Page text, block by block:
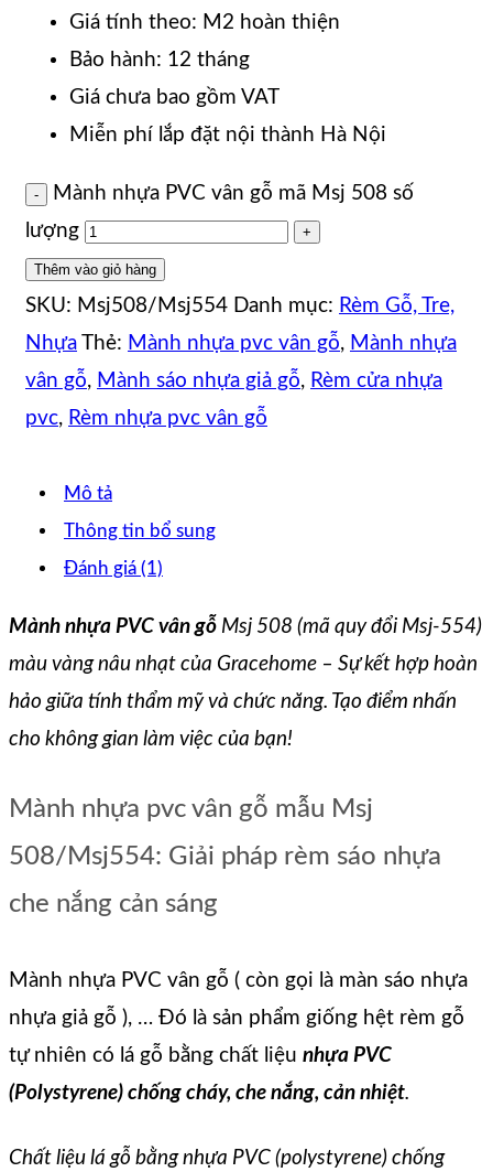
Giá tính theo: M2 hoàn thiện
Bảo hành: 12 tháng
Giá chưa bao gồm VAT
Miễn phí lắp đặt nội thành Hà Nội
Mành nhựa PVC vân gỗ mã Msj 508 số
lượng
Thêm vào giỏ hàng
SKU: Msj508/Msj554 Danh mục: Rèm Gỗ, Tre,
Nhựa Thẻ: Mành nhựa pvc vân gỗ, Mành nhựa
vân gỗ, Mành sáo nhựa giả gỗ, Rèm cửa nhựa
pvc, Rèm nhựa pvc vân gỗ
Mô tả
Thông tin bổ sung
Đánh giá (1)
Mành nhựa PVC vân gỗ Msj 508 (mã quy đổi Msj-554)
màu vàng nâu nhạt của Gracehome – Sự kết hợp hoàn
hảo giữa tính thẩm mỹ và chức năng. Tạo điểm nhấn
cho không gian làm việc của bạn!
Mành nhựa pvc vân gỗ mẫu Msj
508/Msj554: Giải pháp rèm sáo nhựa
che nắng cản sáng
Mành nhựa PVC vân gỗ ( còn gọi là màn sáo nhựa
nhựa giả gỗ ), … Đó là sản phẩm giống hệt rèm gỗ
tự nhiên có lá gỗ bằng chất liệu nhựa PVC
(Polystyrene) chống cháy, che nắng, cản nhiệt.
Chất liệu lá gỗ bằng nhựa PVC (polystyrene) chống